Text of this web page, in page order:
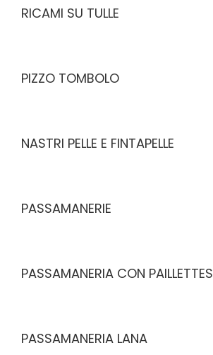
RICAMI SU TULLE
PIZZO TOMBOLO
NASTRI PELLE E FINTAPELLE
PASSAMANERIE
PASSAMANERIA CON PAILLETTES
PASSAMANERIA LANA